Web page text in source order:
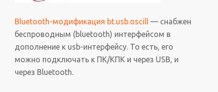
Bluetooth-модификация bt.usb.oscill — снабжен
беспроводным (bluetooth) интерфейсом в
дополнение к usb-интерфейсу. То есть, его
можно подключать к ПК/КПК и через USB, и
через Bluetooth.